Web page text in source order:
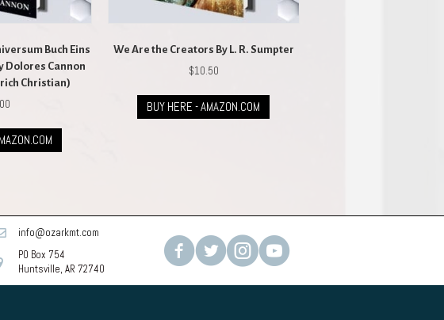
Buch Eins
Dolores Cannon
Christian)
We Are the Creators By L. R. Sumpter
$10.50
BUY HERE - AMAZON.COM
info@ozarkmt.com
PO Box 754
Huntsville, AR 72740